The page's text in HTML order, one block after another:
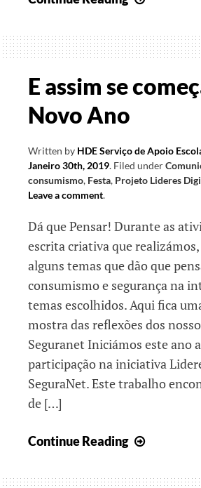
E assim se
Novo Ano
Written by HDE Serviço de Apoio
Janeiro 30th, 2019. Filed under
consumismo, Festa, Projeto Lideres
Leave a comment.
Dá que Pensar! Durante as
escrita criativa que
alguns temas que dão que
consumismo e segurança na
temas escolhidos. Aqui fica
mostra das reflexões dos
Seguranet Iniciámos este ano
participação na iniciativa
SeguraNet. Este trabalho
de […]
Continue Reading
se